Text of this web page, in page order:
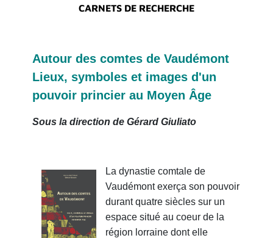
CARNETS DE RECHERCHE
Autour des comtes de Vaudémont
Lieux, symboles et images d'un
pouvoir princier au Moyen Âge
Sous la direction de Gérard Giuliato
La dynastie comtale de
Vaudémont exerça son pouvoir
durant quatre siècles sur un
espace situé au coeur de la
région lorraine dont elle